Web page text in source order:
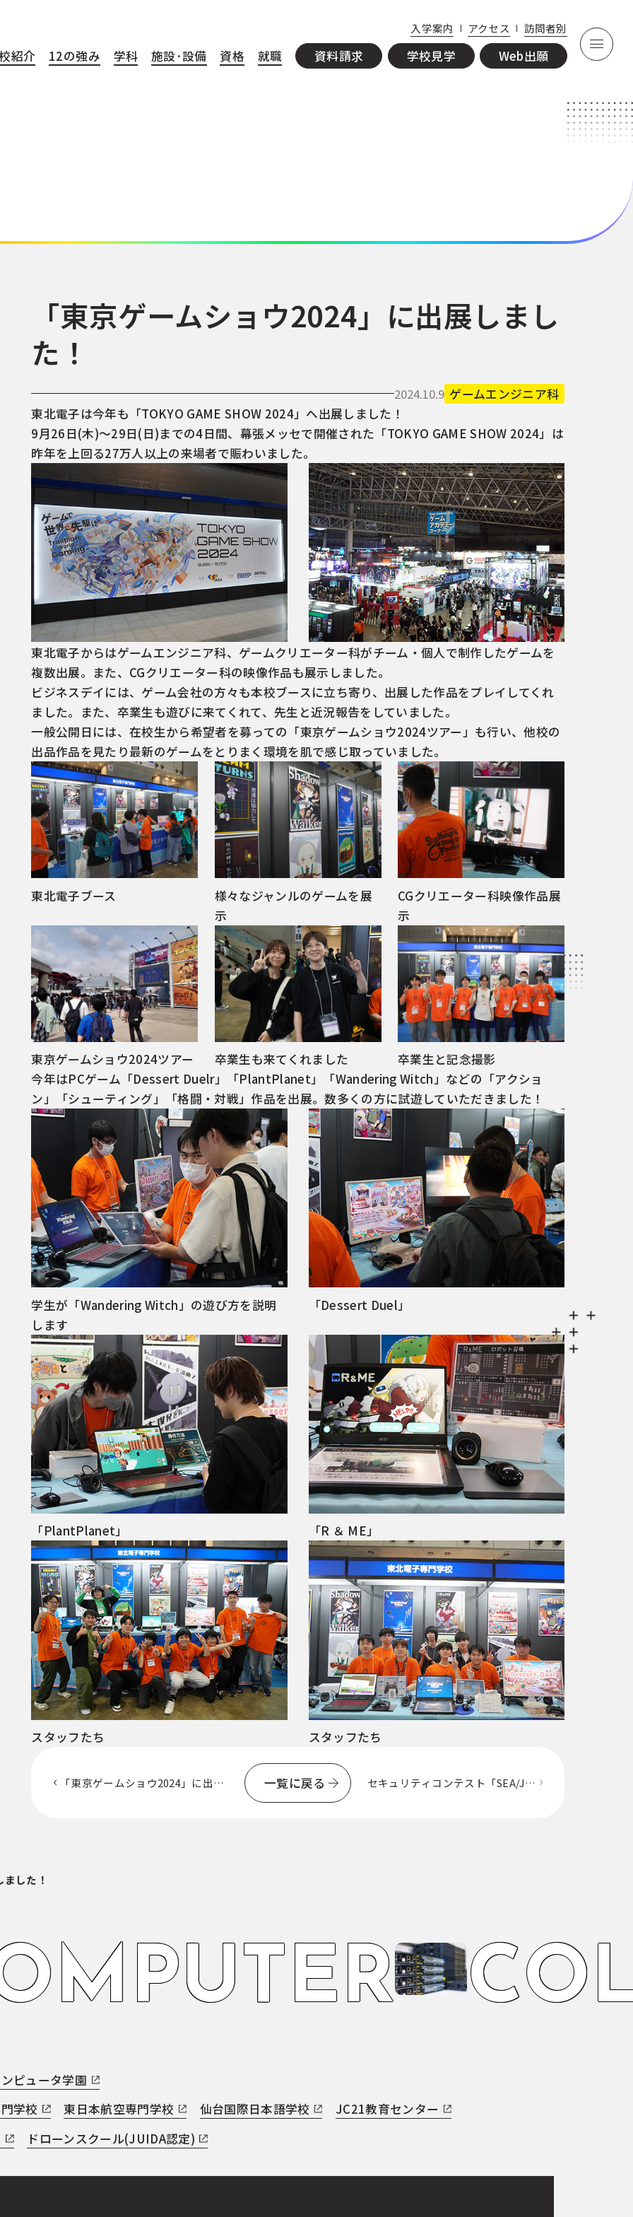
入学案内 アクセス 訪問者別
紹介 12の強み 学科 施設·設備 資格 就職
料
請
資料請求
学
校
見
学校見学
Web
出願
Web出願
「東京ゲームショウ2024」に出展しまし
た！
2024.10.9 ゲームエンジニア科
東北電子は今年も「TOKYO GAME SHOW 2024」へ出展しました！
9月26日(木)～29日(日)までの4日間、幕張メッセで開催された「TOKYO GAME SHOW 2024」は
昨年を上回る27万人以上の来場者で賑わいました。
東北電子からはゲームエンジニア科、ゲームクリエーター科がチーム・個人で制作したゲームを
複数出展。また、CGクリエーター科の映像作品も展示しました。
ビジネスデイには、ゲーム会社の方々も本校ブースに立ち寄り、出展した作品をプレイしてくれ
ました。また、卒業生も遊びに来てくれて、先生と近況報告をしていました。
一般公開日には、在校生から希望者を募っての「東京ゲームショウ2024ツアー」も行い、他校の
出品作品を見たり最新のゲームをとりまく環境を肌で感じ取っていました。
東北電子ブース
様々なジャンルのゲームを展
示
CGクリエーター科映像作品展
示
東京ゲームショウ2024ツアー 卒業生も来てくれました
卒業生と記念撮影
今年はPCゲーム「Dessert Duelr」「PlantPlanet」「Wandering Witch」などの「アクショ
ン」「シューティング」「格闘・対戦」作品を出展。数多くの方に試遊していただきました！
学生が「Wandering Witch」の遊び方を説明
します
「Dessert Duel」
「PlantPlanet」 「R ＆ ME」
スタッフたち スタッフたち
「東京ゲームショウ2024」に出展
セキュリティコンテスト「SEA/J
一
覧
に
戻
一覧に戻る
した！
MPUTER COL
ピュータ学園
学校
東日本航空専門学校 仙台国際日本語学校
JC21教育センター
ドローンスクール(JUIDA認定)